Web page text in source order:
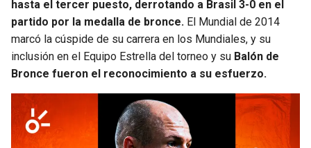
hasta el tercer puesto, derrotando a Brasil 3-0 en el
partido por la medalla de bronce. El Mundial de 2014
marcó la cúspide de su carrera en los Mundiales, y su
inclusión en el Equipo Estrella del torneo y su Balón de
Bronce fueron el reconocimiento a su esfuerzo.